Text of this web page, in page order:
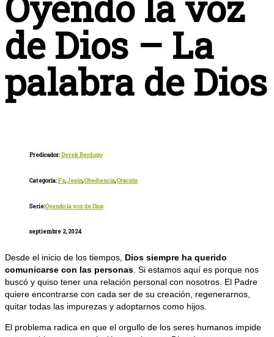
de Dios – La
palabra de Dios
Predicador:Derek Berdugo
Categoría:Fe,Jesús,Obediencia,Oración
Serie:Oyendo la voz de Dios
septiembre 2, 2024
Desde el inicio de los tiempos, Dios siempre ha querido
comunicarse con las personas. Si estamos aquí es porque nos
buscó y quiso tener una relación personal con nosotros. El Padre
quiere encontrarse con cada ser de su creación, regenerarnos,
quitar todas las impurezas y adoptarnos como hijos.
El problema radica en que el orgullo de los seres humanos impide